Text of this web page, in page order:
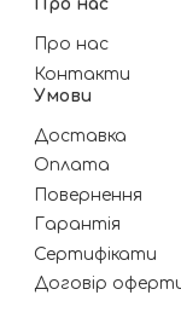
Про нас
Про нас
Контакти
Умови
Доставка
Оплата
Повернення
Гарантія
Сертифікати
Договір